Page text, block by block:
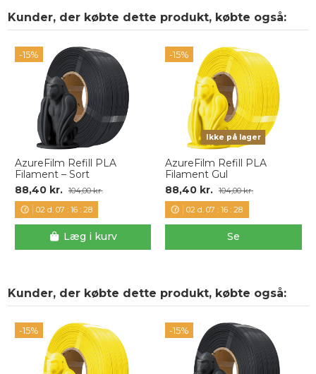
Kunder, der købte dette produkt, købte også:
-15%
AzureFilm Refill PLA
Filament – Sort
88,40 kr.
104,00 kr.
02 d. 07 : 16: 28
Læg i kurv
-15%
Ikke på lager
AzureFilm Refill PLA
Filament Gul
88,40 kr. 104,00 kr.
02 d. 07 :16 :28
Se
Kunder, der købte dette produkt, købte også:
-15% -15%